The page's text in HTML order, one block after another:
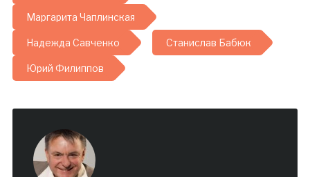
игры. Помимо обычных
кулачных боев они…
Маргарита Чаплинская
Надежда Савченко Станислав Бабюк
Юрий Филиппов